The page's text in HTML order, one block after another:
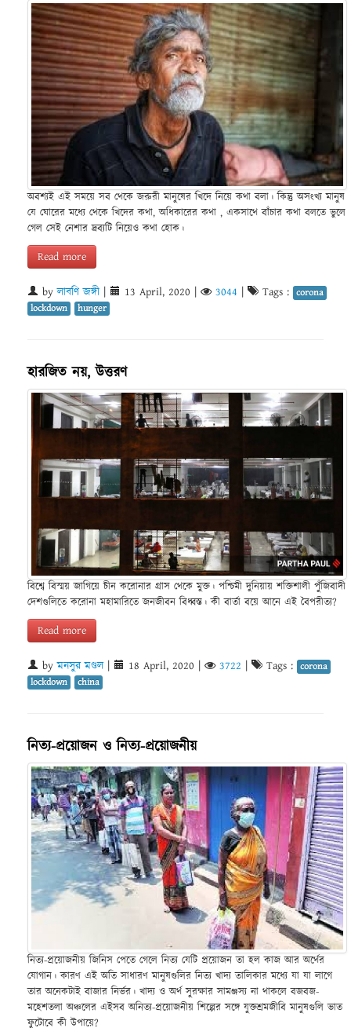
অবশ্যই এই সময়ে সব থেকে জরুরী মানুষের খিদে নিয়ে কথা বলা। কিন্তু অসংখ্য মানুষ
যে ঘোরের মধ্যে থেকে খিদের কথা, অধিকারের কথা , একসাথে বাঁচার কথা বলতে ভুলে
গেল সেই নেশার দ্রব্যটি নিয়েও কথা হোক।
Read more
byলাবণি জঙ্গী 13 April, 2020 3044 Tags : corona
lockdown
hunger
হারজিত নয়, উত্তরণ
বিশ্বে বিস্ময় জাগিয়ে চীন করোনার গ্রাস থেকে মুক্ত। পশ্চিমী দুনিয়ায় শক্তিশালী পুঁজিবাদী
দেশগুলিতে করোনা মহামারিতে জনজীবন বিধ্বস্ত। কী বার্তা বয়ে আনে এই বৈপরীত্য?
Read more
byমনসুর মণ্ডল| 18 April, 2020 3722 Tags : corona
lockdown
china
নিত্য-প্রয়োজন ও নিত্য-প্রয়োজনীয়
নিত্য-প্রয়োজনীয় জিনিস পেতে গেলে নিত্য যেটি প্রয়োজন তা হল কাজ আর অর্থের
যোগান। কারণ এই অতি সাধারণ মানুষগুলির নিত্য খাদ্য তালিকার মধ্যে যা যা লাগে
তার অনেকটাই বাজার নির্ভর। খাদ্য ও অর্থ সুরক্ষার সামঞ্জস্য না থাকলে বজবজ-
মহেশতলা অঞ্চলের এইসব অনিত্য-প্রয়োজনীয় শিল্পের সঙ্গে যুক্তশ্রমজীবি মানুষগুলি ভাত
ফুটোবে কী উপায়ে?